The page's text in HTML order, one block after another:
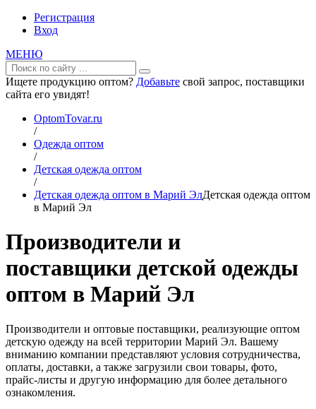
Регистрация
Вход
МЕНЮ
Ищете продукцию оптом? Добавьте свой запрос, поставщики
сайта его увидят!
OptomTovar.ru
/
Одежда оптом
/
Детская одежда оптом
/
Детская одежда оптом в Марий ЭлДетская одежда оптом
в Марий Эл
Производители и
поставщики детской одежды
оптом в Марий Эл
Производители и оптовые поставщики, реализующие оптом
детскую одежду на всей территории Марий Эл. Вашему
вниманию компании представляют условия сотрудничества,
оплаты, доставки, а также загрузили свои товары, фото,
прайс-листы и другую информацию для более детального
ознакомления.